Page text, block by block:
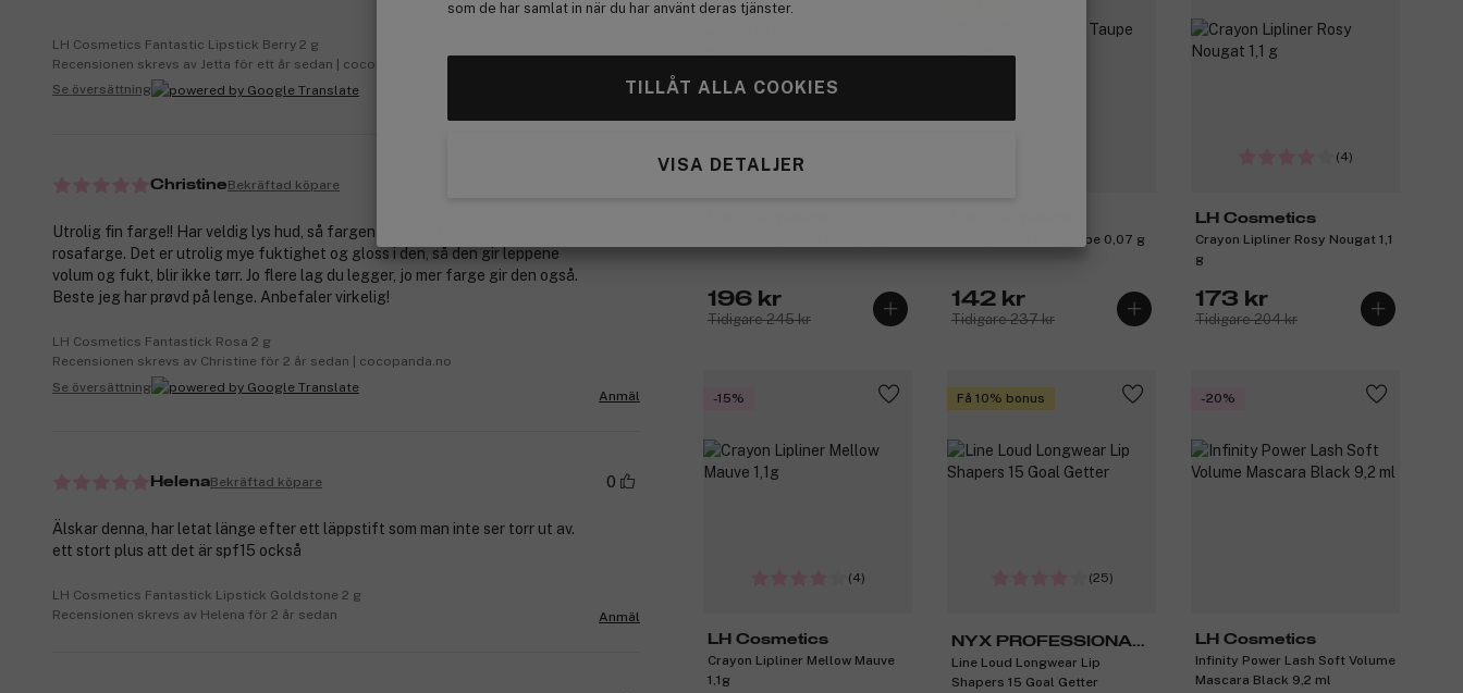
som de har samlat in när du har använt deras tjänster.
TILLÅT ALLA COOKIES
VISA DETALJER
196 kr
Tidigare 245 kr
Infinity Brow Pen Taupe 0,07 g
142 kr
Tidigare 237 kr
(4)
LH Cosmetics
Crayon Lipliner Rosy Nougat 1,1
g
173 kr
Tidigare 204 kr
-15%
(4)
LH Cosmetics
Crayon Lipliner Mellow Mauve
1,1g
Få 10% bonus
(25)
NYX PROFESSIONAL
MAKEUP
Line Loud Longwear Lip
Shapers 15 Goal Getter
-20%
LH Cosmetics
Infinity Power Lash Soft Volume
Mascara Black 9,2 ml
LH Cosmetics Fantastic Lipstick Berry 2 g
Recensionen skrevs av Jetta för ett år sedan | cocopanda.fi
Se översättning
ChristineBekräftad köpare
Utrolig fin farge!! Har veldig lys hud, så fargen blir ikke for lys. Men en fin
rosafarge. Det er utrolig mye fuktighet og gloss i den, så den gir leppene
volum og fukt, blir ikke tørr. Jo flere lag du legger, jo mer farge gir den også.
Beste jeg har prøvd på lenge. Anbefaler virkelig!
LH Cosmetics Fantastick Rosa 2 g
Recensionen skrevs av Christine för 2 år sedan | cocopanda.no
Se översättning
Anmäl
HelenaBekräftad köpare 0
Älskar denna, har letat länge efter ett läppstift som man inte ser torr ut av.
ett stort plus att det är spf15 också
LH Cosmetics Fantastick Lipstick Goldstone 2 g
Recensionen skrevs av Helena för 2 år sedan
Anmäl